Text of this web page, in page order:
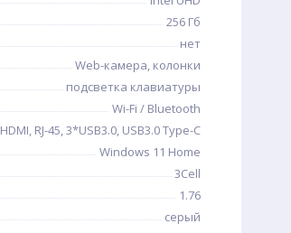
256 Гб
нет
Web-камера, колонки
подсветка клавиатуры
Wi-Fi / Bluetooth
HDMI, RJ-45, 3*USB3.0, USB3.0 Type-C
Windows 11 Home
3Cell
1.76
серый